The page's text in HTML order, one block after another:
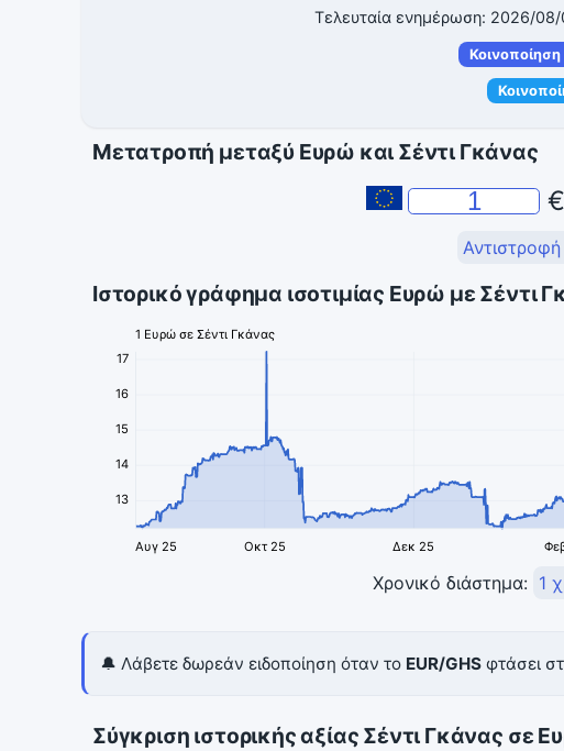
Τελευταία ενημέρωση: 2026/
Μετατροπή μεταξύ Ευρώ και Σέντι Γκάνας
€
Ιστορικό γράφημα ισοτιμίας Ευρώ με Σέντι
13
14
15
16
17
Αυγ 25 Οκτ 25 Δεκ 25
1 Ευρώ σε Σέντι Γκάνας
Χρονικό διάστημα: 1
🔔 Λάβετε δωρεάν ειδοποίηση όταν το EUR/GHS φτάσει
Σύγκριση ιστορικής αξίας Σέντι Γκάνας σε